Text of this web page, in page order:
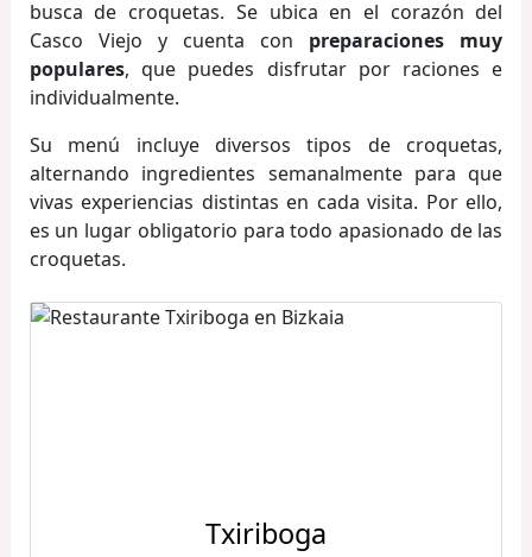
busca de croquetas. Se ubica en el corazón del
Casco Viejo y cuenta con preparaciones muy
populares, que puedes disfrutar por raciones e
individualmente.
Su menú incluye diversos tipos de croquetas,
alternando ingredientes semanalmente para que
vivas experiencias distintas en cada visita. Por ello,
es un lugar obligatorio para todo apasionado de las
croquetas.
Txiriboga